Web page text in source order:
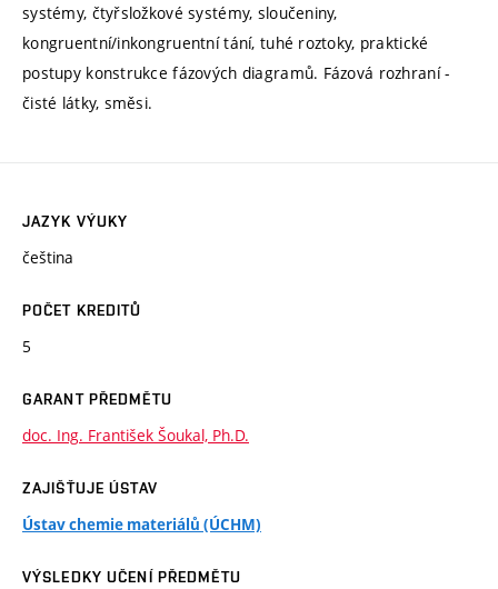
systémy, čtyřsložkové systémy, sloučeniny,
kongruentní/inkongruentní tání, tuhé roztoky, praktické
postupy konstrukce fázových diagramů. Fázová rozhraní -
čisté látky, směsi.
JAZYK VÝUKY
čeština
POČET KREDITŮ
5
GARANT PŘEDMĚTU
doc. Ing. František Šoukal, Ph.D.
ZAJIŠŤUJE ÚSTAV
Ústav chemie materiálů (ÚCHM)
VÝSLEDKY UČENÍ PŘEDMĚTU